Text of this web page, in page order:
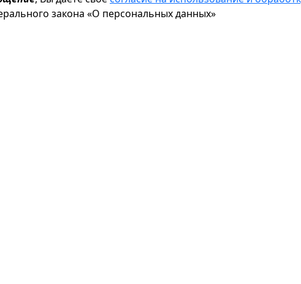
закона «О персональных данных»